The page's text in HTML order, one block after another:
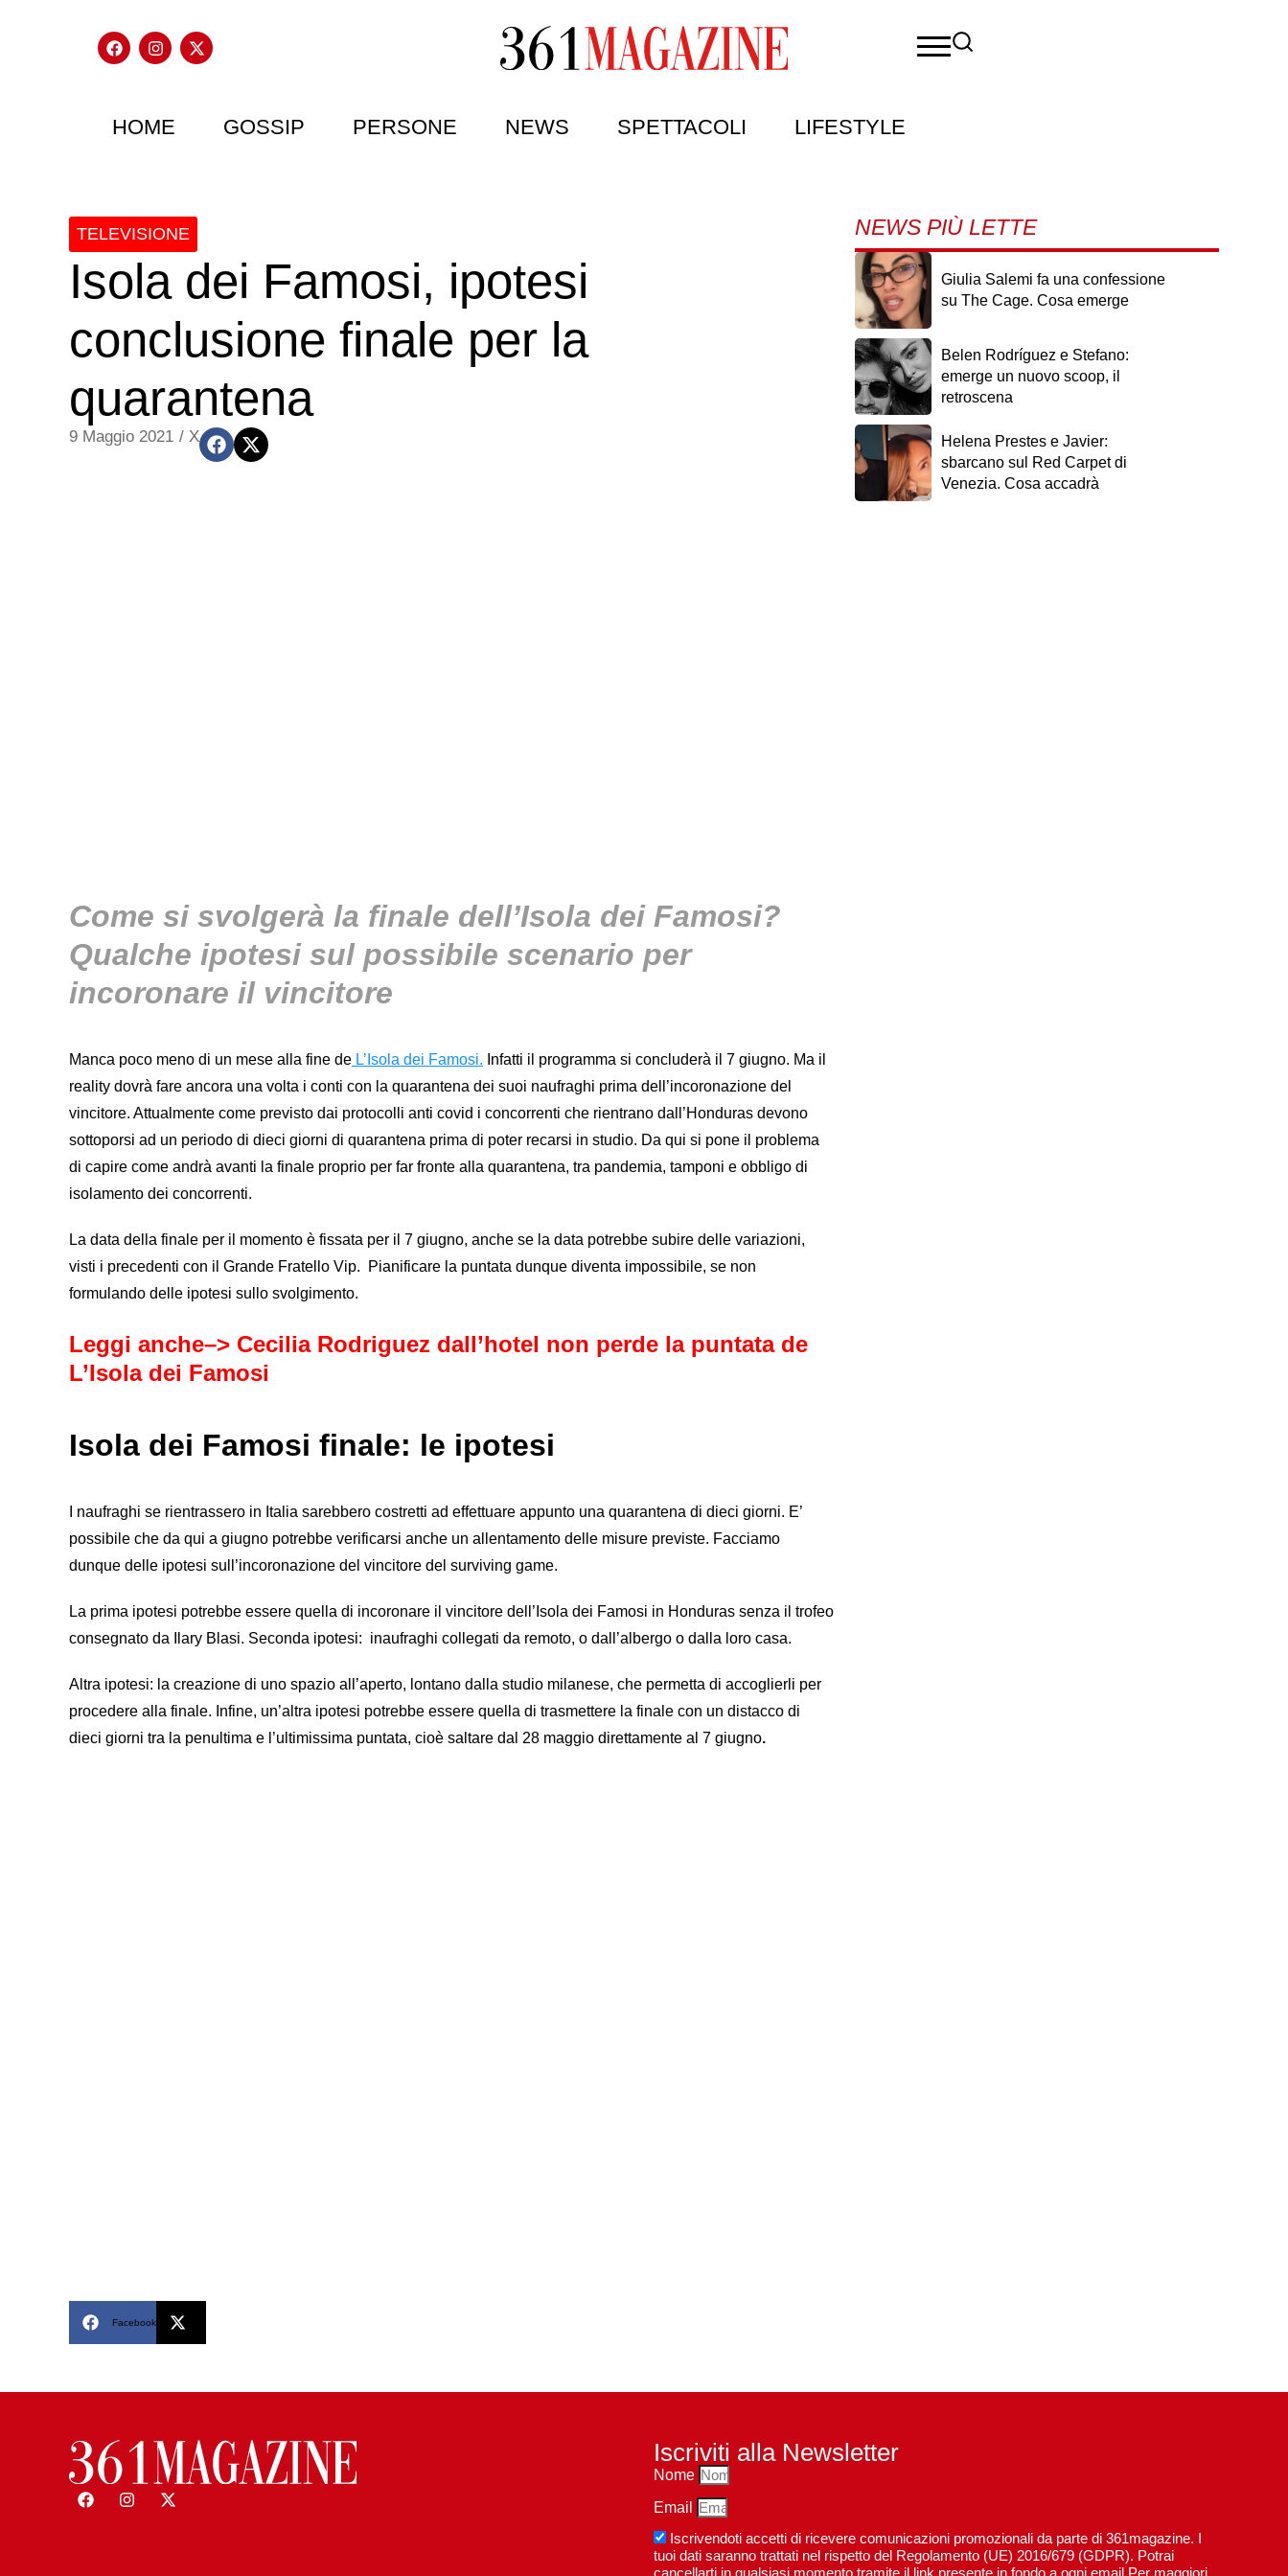
HOME GOSSIP PERSONE NEWS SPETTACOLI LIFESTYLE
TELEVISIONE
Isola dei Famosi, ipotesi
conclusione finale per la
quarantena
9 Maggio 2021 / X
Come si svolgerà la finale dell’Isola dei Famosi?
Qualche ipotesi sul possibile scenario per
incoronare il vincitore
Manca poco meno di un mese alla fine de L’Isola dei Famosi. Infatti il programma si concluderà il 7 giugno. Ma il
reality dovrà fare ancora una volta i conti con la quarantena dei suoi naufraghi prima dell’incoronazione del
vincitore. Attualmente come previsto dai protocolli anti covid i concorrenti che rientrano dall’Honduras devono
sottoporsi ad un periodo di dieci giorni di quarantena prima di poter recarsi in studio. Da qui si pone il problema
di capire come andrà avanti la finale proprio per far fronte alla quarantena, tra pandemia, tamponi e obbligo di
isolamento dei concorrenti.
La data della finale per il momento è fissata per il 7 giugno, anche se la data potrebbe subire delle variazioni,
visti i precedenti con il Grande Fratello Vip. Pianificare la puntata dunque diventa impossibile, se non
formulando delle ipotesi sullo svolgimento.
Leggi anche–> Cecilia Rodriguez dall’hotel non perde la puntata de
L’Isola dei Famosi
Isola dei Famosi finale: le ipotesi
I naufraghi se rientrassero in Italia sarebbero costretti ad effettuare appunto una quarantena di dieci giorni. E’
possibile che da qui a giugno potrebbe verificarsi anche un allentamento delle misure previste. Facciamo
dunque delle ipotesi sull’incoronazione del vincitore del surviving game.
La prima ipotesi potrebbe essere quella di incoronare il vincitore dell’Isola dei Famosi in Honduras senza il trofeo
consegnato da Ilary Blasi. Seconda ipotesi: inaufraghi collegati da remoto, o dall’albergo o dalla loro casa.
Altra ipotesi: la creazione di uno spazio all’aperto, lontano dalla studio milanese, che permetta di accoglierli per
procedere alla finale. Infine, un’altra ipotesi potrebbe essere quella di trasmettere la finale con un distacco di
dieci giorni tra la penultima e l’ultimissima puntata, cioè saltare dal 28 maggio direttamente al 7 giugno.
Facebook
NEWS PIÙ LETTE
Giulia Salemi fa una confessione
su The Cage. Cosa emerge
Belen Rodríguez e Stefano:
emerge un nuovo scoop, il
retroscena
Helena Prestes e Javier:
sbarcano sul Red Carpet di
Venezia. Cosa accadrà
Iscriviti alla Newsletter
Nome
Email
Iscrivendoti accetti di ricevere comunicazioni promozionali da parte di 361magazine. I
tuoi dati saranno trattati nel rispetto del Regolamento (UE) 2016/679 (GDPR). Potrai
cancellarti in qualsiasi momento tramite il link presente in fondo a ogni email.Per maggiori